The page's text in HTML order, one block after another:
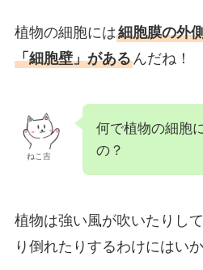
植物の細胞には細胞膜の外
「細胞壁」があるんだね！
ねこ吉
何で植物の細胞
の？
植物は強い風が吹いたりし
り倒れたりするわけにはいか